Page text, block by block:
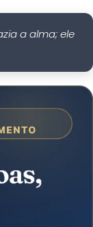
a alma; ele